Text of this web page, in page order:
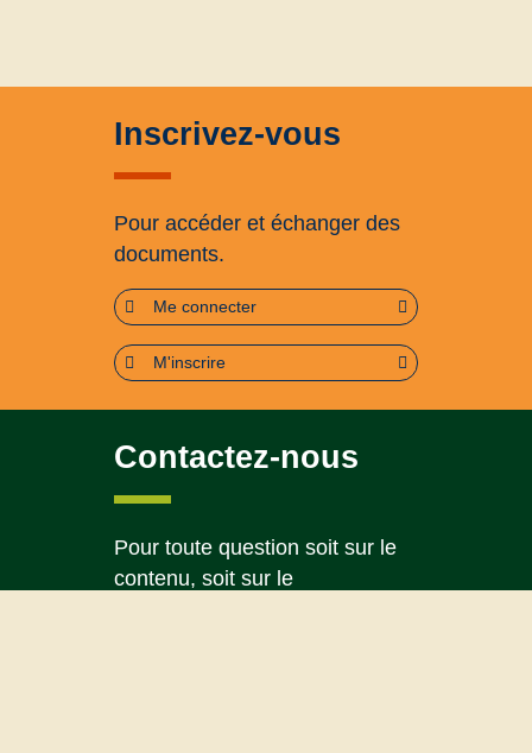
Inscrivez-vous
Pour accéder et échanger des
documents.
Me connecter
M'inscrire
Contactez-nous
Pour toute question soit sur le
contenu, soit sur le